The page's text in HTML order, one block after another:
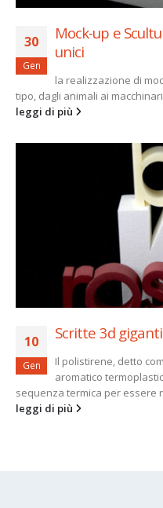
30
Gen
Mock-up e
unici
la realizzazione di
tipo, dagli animali ai
leggi di più
10
Gen
Scritte 3d
Il polistirene, detto
aromatico
sequenza termica per essere
leggi di più